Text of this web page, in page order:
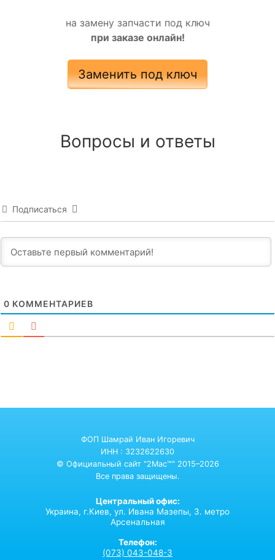
на замену запчасти под ключ
при заказе онлайн!
Заменить под ключ
Вопросы и ответы
Подписаться
0 КОММЕНТАРИЕВ
ФОП Шамрай Иван Игоревич
ИНН : 3232622630
© Официальный сайт "2Mac™" 2015–2026
Все права защищены.
Центральный офис:
Украина, г.Киев, ул. Ивана Мазепы, 3. метро
Арсенальная
Телефон:
(073) 043-048-3